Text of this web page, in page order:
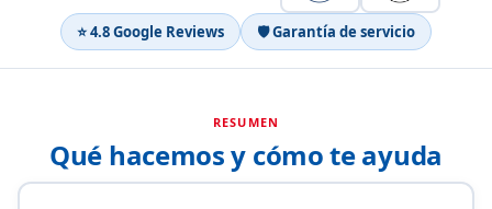
⭐ 4.8 Google Reviews 🛡 Garantía de servicio
RESUMEN
Qué hacemos y cómo te ayuda